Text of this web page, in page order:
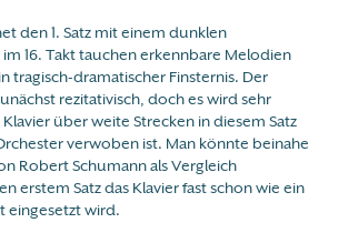
den 1. Satz mit einem dunklen
16. Takt tauchen erkennbare Melodien
tragisch-dramatischer Finsternis. Der
rezitativisch, doch es wird sehr
Klavier über weite Strecken in diesem Satz
verwoben ist. Man könnte beinahe
Robert Schumann als Vergleich
erstem Satz das Klavier fast schon wie ein
eingesetzt wird.